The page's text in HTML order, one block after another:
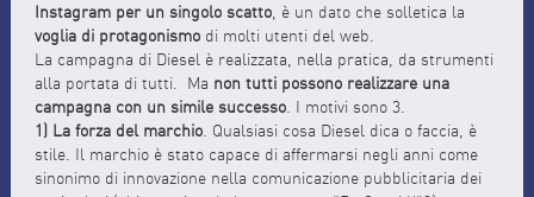
Instagram per un singolo scatto, è un dato che solletica la
voglia di protagonismodi molti utenti del web.
La campagna di Diesel è realizzata, nella pratica, da strumenti
alla portata di tutti. Ma non tutti possono realizzare una
campagna con un simile successo. I motivi sono 3.
1) La forza del marchio. Qualsiasi cosa Diesel dica o faccia, è
stile. Il marchio è stato capace di affermarsi negli anni come
sinonimo di innovazione nella comunicazione pubblicitaria dei